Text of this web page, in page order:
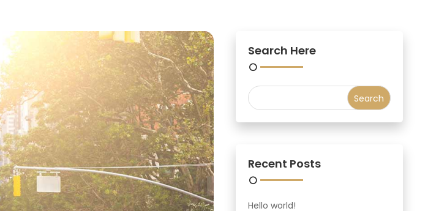
Search Here
Recent Posts
Hello world!